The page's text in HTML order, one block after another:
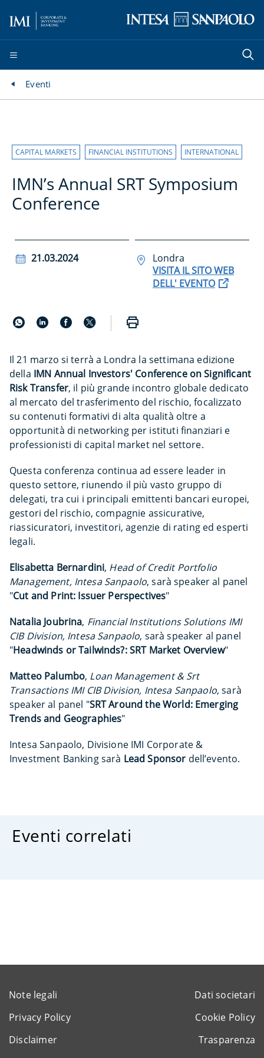
Eventi
CAPITAL MARKETS FINANCIAL INSTITUTIONS INTERNATIONAL
IMN’s Annual SRT Symposium
Conference
21.03.2024
Londra
VISITA IL SITO WEB
DELL' EVENTO
Il 21 marzo si terrà a Londra la settimana edizione
della IMN Annual Investors' Conference on Significant
Risk Transfer, il più grande incontro globale dedicato
al mercato del trasferimento del rischio, focalizzato
su contenuti formativi di alta qualità oltre a
opportunità di networking per istituti finanziari e
professionisti di capital market nel settore.
Questa conferenza continua ad essere leader in
questo settore, riunendo il più vasto gruppo di
delegati, tra cui i principali emittenti bancari europei,
gestori del rischio, compagnie assicurative,
riassicuratori, investitori, agenzie di rating ed esperti
legali.
Elisabetta Bernardini, Head of Credit Portfolio
Management, Intesa Sanpaolo, sarà speaker al panel
"Cut and Print: Issuer Perspectives"
Natalia Joubrina, Financial Institutions Solutions IMI
CIB Division, Intesa Sanpaolo, sarà speaker al panel
"Headwinds or Tailwinds?: SRT Market Overview"
Matteo Palumbo, Loan Management & Srt
Transactions IMI CIB Division, Intesa Sanpaolo, sarà
speaker al panel "SRT Around the World: Emerging
Trends and Geographies"
Intesa Sanpaolo, Divisione IMI Corporate &
Investment Banking sarà Lead Sponsor dell’evento.
Eventi correlati
Note legali
Dati societari
Privacy Policy
Cookie Policy
Disclaimer
Trasparenza